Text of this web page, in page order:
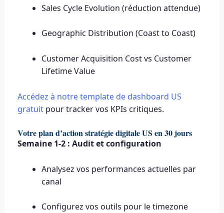
Sales Cycle Evolution (réduction attendue)
Geographic Distribution (Coast to Coast)
Customer Acquisition Cost vs Customer
Lifetime Value
Accédez à notre template de dashboard US
gratuitpour tracker vos KPIs critiques.
Votre plan d’action stratégie digitale US en 30 jours
Semaine 1-2 : Audit et configuration
Analysez vos performances actuelles par
canal
Configurez vos outils pour le timezone